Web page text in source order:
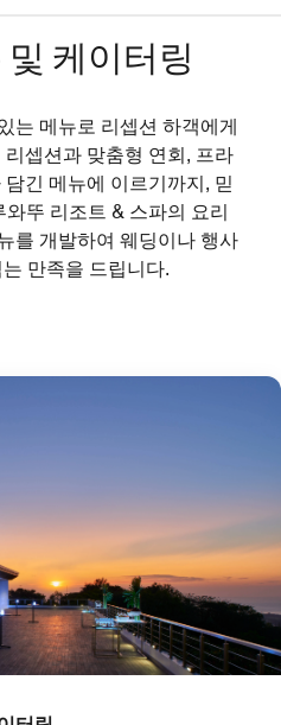
케이터링
는 메뉴로 리셉션 하객에게
셉션과 맞춤형 연회, 프라
긴 메뉴에 이르기까지, 믿
뚜 리조트 & 스파의 요리
를 개발하여 웨딩이나 행사
만족을 드립니다.